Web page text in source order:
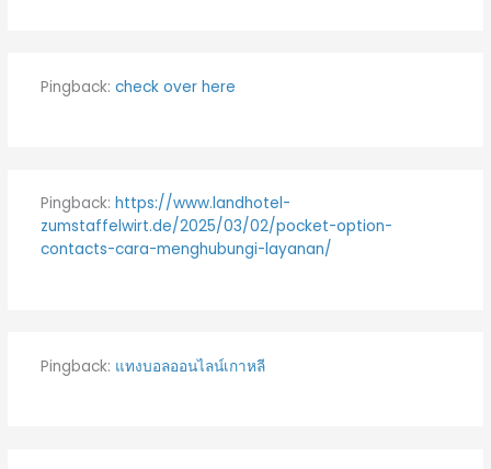
Pingback: check over here
Pingback: https://www.landhotel-
zumstaffelwirt.de/2025/03/02/pocket-option-
contacts-cara-menghubungi-layanan/
Pingback: แทงบอลออนไลน์เกาหลี